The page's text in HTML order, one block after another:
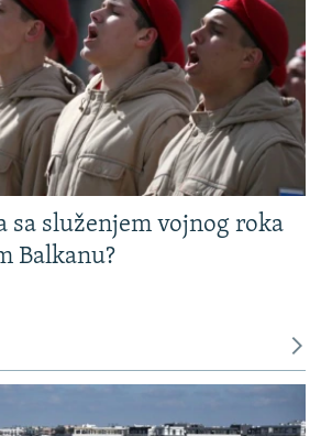
sa služenjem vojnog roka
Balkanu?